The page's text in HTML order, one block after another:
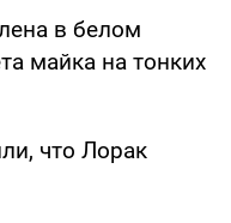
в белом
майка на тонких
что Лорак